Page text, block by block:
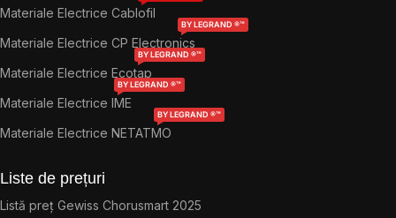
Materiale Electrice Cablofil
Materiale Electrice CP Electronics
BY LEGRAND ®™
Materiale Electrice Ecotap
BY LEGRAND ®™
Materiale Electrice IME
BY LEGRAND ®™
Materiale Electrice NETATMO
BY LEGRAND ®™
Liste de prețuri
Listă preț Gewiss Chorusmart 2025